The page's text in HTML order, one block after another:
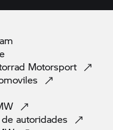
Motorsport
deautoridades